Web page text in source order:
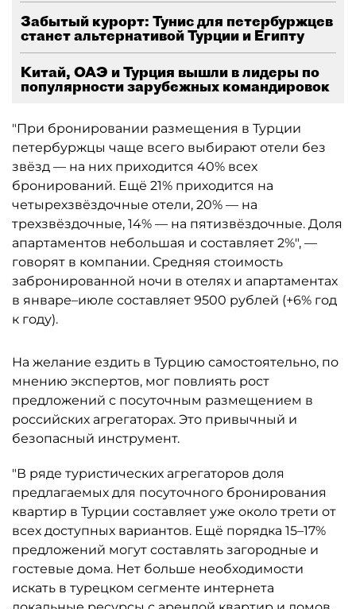
Забытый курорт: Тунис для петербуржцев
станет альтернативой Турции и Египту
Китай, ОАЭ и Турция вышли в лидеры по
популярности зарубежных командировок
"При бронировании размещения в Турции
петербуржцы чаще всего выбирают отели без
звёзд — на них приходится 40% всех
бронирований. Ещё 21% приходится на
четырехзвёздочные отели, 20% — на
трехзвёздочные, 14% — на пятизвёздочные. Доля
апартаментов небольшая и составляет 2%", —
говорят в компании. Средняя стоимость
забронированной ночи в отелях и апартаментах
в январе–июле составляет 9500 рублей (+6% год
к году).
На желание ездить в Турцию самостоятельно, по
мнению экспертов, мог повлиять рост
предложений с посуточным размещением в
российских агрегаторах. Это привычный и
безопасный инструмент.
"В ряде туристических агрегаторов доля
предлагаемых для посуточного бронирования
квартир в Турции составляет уже около трети от
всех доступных вариантов. Ещё порядка 15–17%
предложений могут составлять загородные и
гостевые дома. Нет больше необходимости
искать в турецком сегменте интернета